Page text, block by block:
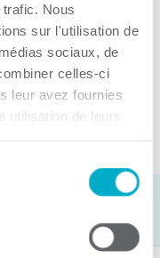
Nous
sur l'utilisation de
sociaux, de
celles-ci
leur avez fournies
utilisation de leurs
annuelle
et